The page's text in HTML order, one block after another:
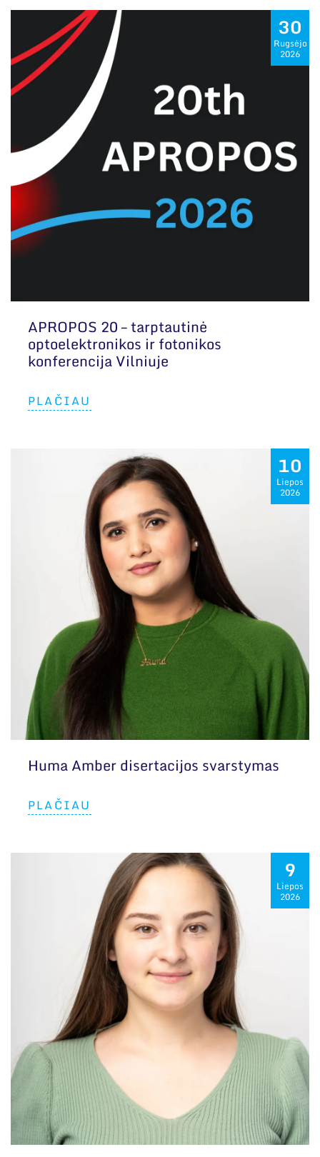
30
Rugsėjo
2026
APROPOS 20 – tarptautinė
optoelektronikos ir fotonikos
konferencija Vilniuje
PLAČIAU
10
Liepos
2026
Huma Amber disertacijos svarstymas
PLAČIAU
9
Liepos
2026